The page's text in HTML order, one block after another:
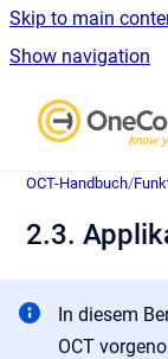
Skip to main
Show navigation
OCT-Handbuch/
2.3.
In diesem
OCT